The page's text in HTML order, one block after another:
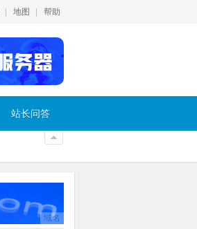
地图 帮助
站长问答
域名